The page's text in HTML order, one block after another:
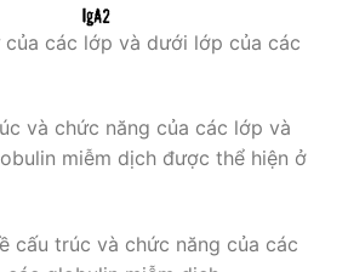
của các lớp và dưới lớp của các
và chức năng của các lớp và
miễm dịch được thể hiện ở
cấu trúc và chức năng của các